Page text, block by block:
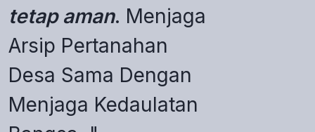
tetap aman. Menjaga
Arsip Pertanahan
Desa Sama Dengan
Menjaga Kedaulatan